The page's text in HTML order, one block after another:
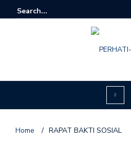
Home / RAPAT BAKTI SOSIAL